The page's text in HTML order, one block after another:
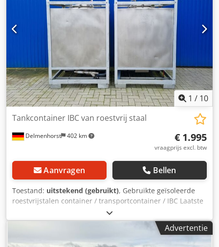
1 / 10
Delmenhorst 402 km
Tankcontainer IBC van roestvrij staal
€ 1.995
vraagprijs excl. btw
Aanvragen Bellen
Toestand: uitstekend (gebruikt), Gebruikte geïsoleerde
roestvrijstalen container / transportcontainer / IBC Laatste
gebruik: Voedsel Artikelnummer: 10845 Inhoud: ca. 1000
liter Type: Verticaal in gegalvaniseerd stapelframe Hoogte
voeten: 100mm Materiaal (natte delen): 14301 / AISI 304
Mangat: 400mm Dcedpfx Acouy Ratjdek Uitvoering: Met
Advertentie